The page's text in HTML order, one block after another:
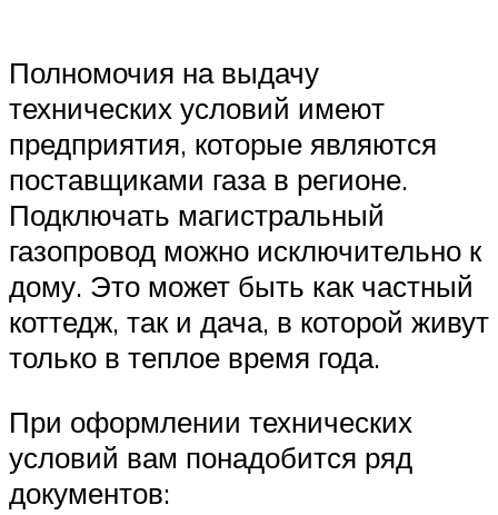
Полномочия на выдачу
технических условий имеют
предприятия, которые являются
поставщиками газа в регионе.
Подключать магистральный
газопровод можно исключительно к
дому. Это может быть как частный
коттедж, так и дача, в которой живут
только в теплое время года.
При оформлении технических
условий вам понадобится ряд
документов: